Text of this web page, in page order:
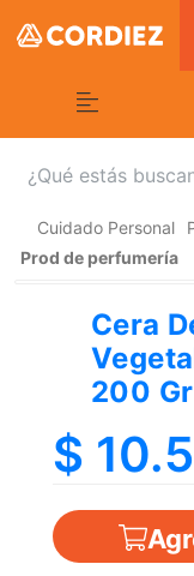
Cuidado Personal
Prod de perfumería
Cera
200 Gr
$